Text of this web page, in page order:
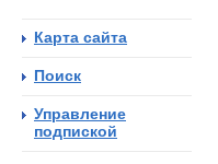
Карта сайта
Поиск
Управление
подпиской